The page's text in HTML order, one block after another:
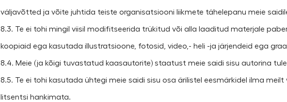
väljavõtted ja võite juhtida teiste organisatsiooni liikmete tähelepanu meie
8.3. Te ei tohi mingil viisil modifitseerida trükitud või alla laaditud materjale
koopiaid ega kasutada illustratsioone, fotosid, video,- heli -ja järjendeid ega
8.4. Meie (ja kõigi tuvastatud kaasautorite) staatust meie saidi sisu autorina
8.5. Te ei tohi kasutada ühtegi meie saidi sisu osa ärilistel eesmärkidel ilma
litsentsi hankimata.